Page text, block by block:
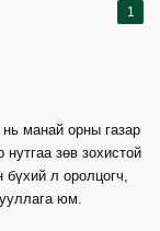
1
манай орны газар
зөв зохистой
л оролцогч,
юм.